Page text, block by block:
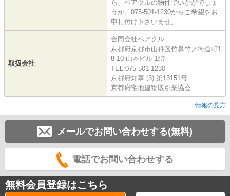
ら、ベアクルの物件でいかがでしょ
うか。075-501-1230からご希望をお
申し付け下さいませ。
取扱会社
合同会社ベアクル
京都府京都市山科区竹鼻竹ノ街道町1
8-10 山本ビル 1階
TEL:075-501-1230
京都府知事 (3) 第13151号
京都府宅地建物取引業協会
情報の見方
メールでお問い合わせする(無料)
電話でお問い合わせする
無料会員登録はこちら